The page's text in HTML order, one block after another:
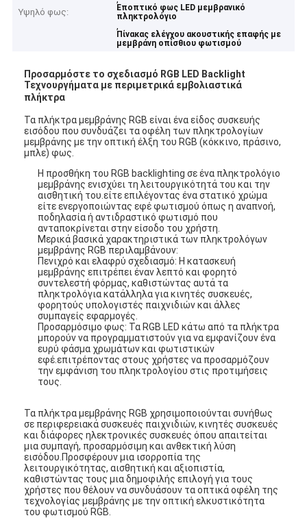
Υψηλό φως:
Εποπτικό φως LED μεμβρανικό
πληκτρολόγιο
,
Πίνακας ελέγχου ακουστικής επαφής με
μεμβράνη οπίσθιου φωτισμού
Προσαρμόστε το σχεδιασμό RGB LED Backlight
Τεχνουργήματα με περιμετρικά εμβολιαστικά
πλήκτρα
Τα πλήκτρα μεμβράνης RGB είναι ένα είδος συσκευής
εισόδου που συνδυάζει τα οφέλη των πληκτρολογίων
μεμβράνης με την οπτική έλξη του RGB (κόκκινο, πράσινο,
μπλε) φως.
Η προσθήκη του RGB backlighting σε ένα πληκτρολόγιο
μεμβράνης ενισχύει τη λειτουργικότητά του και την
αισθητική του.είτε επιλέγοντας ένα στατικό χρώμα
είτε ενεργοποιώντας εφέ φωτισμού όπως η αναπνοή,
ποδηλασία ή αντιδραστικό φωτισμό που
ανταποκρίνεται στην είσοδο του χρήστη.
Μερικά βασικά χαρακτηριστικά των πληκτρολόγων
μεμβράνης RGB περιλαμβάνουν:
Πενιχρό και ελαφρύ σχεδιασμό: Η κατασκευή
μεμβράνης επιτρέπει έναν λεπτό και φορητό
συντελεστή φόρμας, καθιστώντας αυτά τα
πληκτρολόγια κατάλληλα για κινητές συσκευές,
φορητούς υπολογιστές παιχνιδιών και άλλες
συμπαγείς εφαρμογές.
Προσαρμόσιμο φως: Τα RGB LED κάτω από τα πλήκτρα
μπορούν να προγραμματιστούν για να εμφανίζουν ένα
ευρύ φάσμα χρωμάτων και φωτιστικών
εφέ.επιτρέποντας στους χρήστες να προσαρμόζουν
την εμφάνιση του πληκτρολογίου στις προτιμήσεις
τους.
Τα πλήκτρα μεμβράνης RGB χρησιμοποιούνται συνήθως
σε περιφερειακά συσκευές παιχνιδιών, κινητές συσκευές
και διάφορες ηλεκτρονικές συσκευές όπου απαιτείται
μια συμπαγή, προσαρμόσιμη και ανθεκτική λύση
εισόδου.Προσφέρουν μια ισορροπία της
λειτουργικότητας, αισθητική και αξιοπιστία,
καθιστώντας τους μια δημοφιλής επιλογή για τους
χρήστες που θέλουν να συνδυάσουν τα οπτικά οφέλη της
τεχνολογίας μεμβράνης με την οπτική ελκυστικότητα
του φωτισμού RGB.